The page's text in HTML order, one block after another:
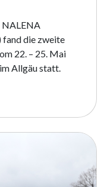
NALENA
fand die zweite
22. – 25. Mai
Allgäu statt.